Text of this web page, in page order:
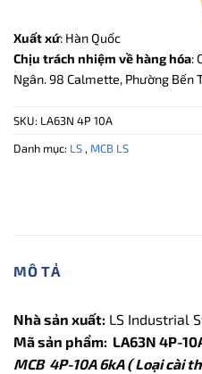
Xuất xứ: Hàn Quốc
Chịu trách nhiệm về hàng hóa:
Ngân. 98 Calmette, Phường Bến
SKU: LA63N 4P 10A
Danh mục: LS , MCB LS
MÔ TẢ
Nhà sản xuất: LS Industrial
Mã sản phẩm: LA63N 4P-
MCB 4P-10A 6kA ( Loại cài